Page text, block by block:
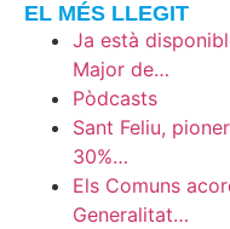
EL MÉS LLEGIT
Ja està
Major de…
Pòdcasts
Sant Feliu,
30%…
Els Comuns
Generalitat…